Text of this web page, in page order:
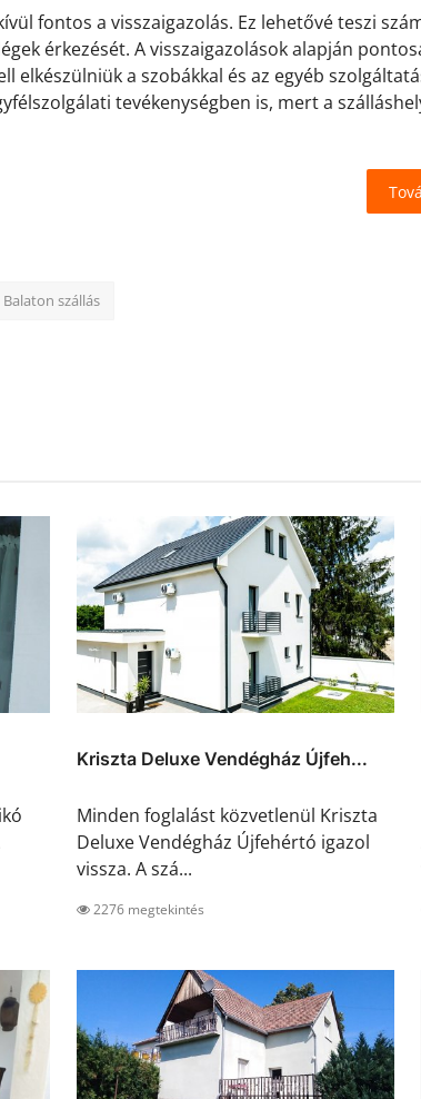
fontos a visszaigazolás. Ez lehetővé teszi
érkezését. A visszaigazolások alapján
elkészülniük a szobákkal és az egyéb
tevékenységben is, mert a
Balaton szállás
Kriszta Deluxe Vendégház Újfeh...
Minden foglalást közvetlenül Kriszta
Deluxe Vendégház Újfehértó igazol
vissza. A szá...
2276 megtekintés